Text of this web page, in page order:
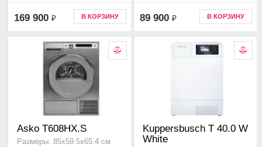
169 900 ₽ В КОРЗИНУ 89 900 ₽ В КОРЗИНУ
Asko T608HX.S
Размеры: 85х59.5х65.4 см
Kuppersbusch T 40.0 W
White